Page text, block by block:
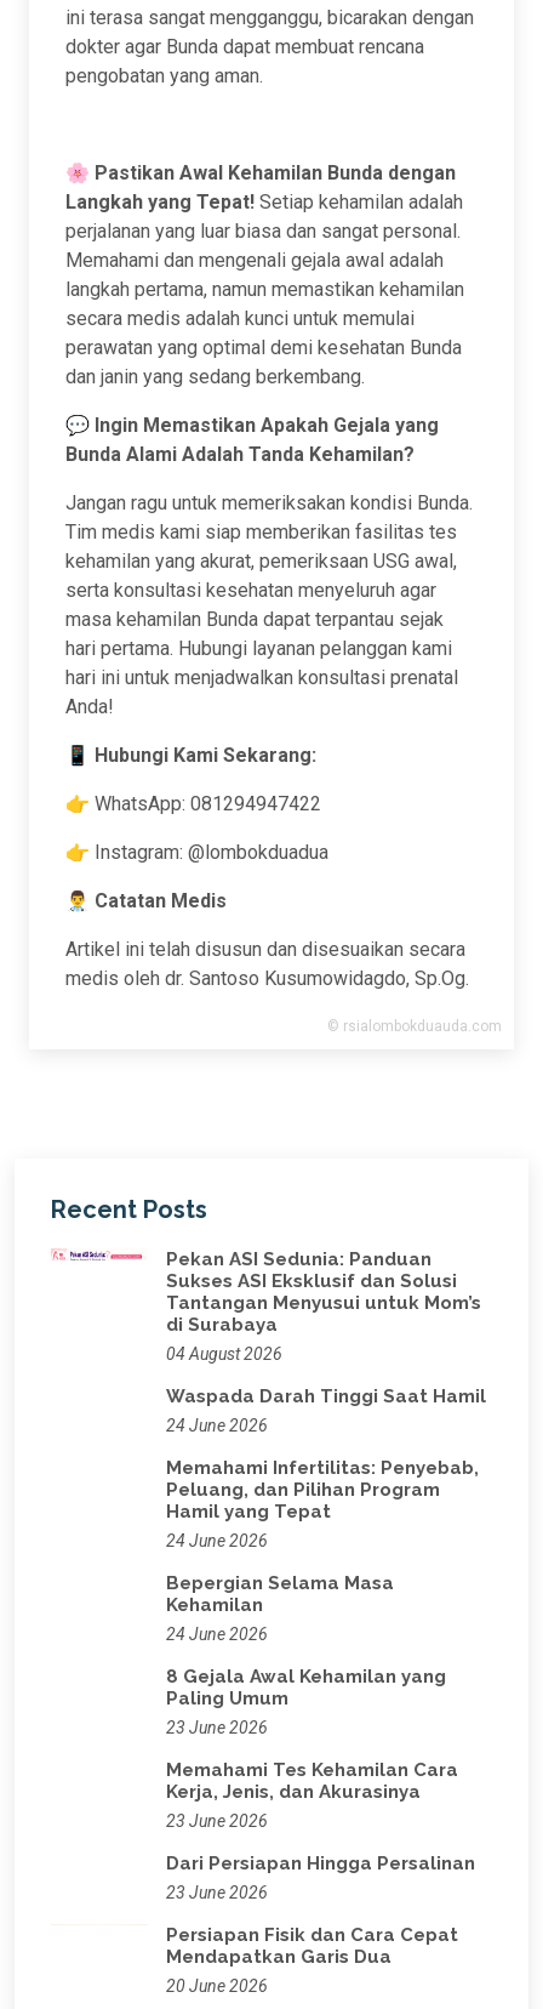
ini terasa sangat mengganggu, bicarakan dengan
dokter agar Bunda dapat membuat rencana
pengobatan yang aman.
🌸 Pastikan Awal Kehamilan Bunda dengan
Langkah yang Tepat! Setiap kehamilan adalah
perjalanan yang luar biasa dan sangat personal.
Memahami dan mengenali gejala awal adalah
langkah pertama, namun memastikan kehamilan
secara medis adalah kunci untuk memulai
perawatan yang optimal demi kesehatan Bunda
dan janin yang sedang berkembang.
💬 Ingin Memastikan Apakah Gejala yang
Bunda Alami Adalah Tanda Kehamilan?
Jangan ragu untuk memeriksakan kondisi Bunda.
Tim medis kami siap memberikan fasilitas tes
kehamilan yang akurat, pemeriksaan USG awal,
serta konsultasi kesehatan menyeluruh agar
masa kehamilan Bunda dapat terpantau sejak
hari pertama. Hubungi layanan pelanggan kami
hari ini untuk menjadwalkan konsultasi prenatal
Anda!
📱 Hubungi Kami Sekarang:
👉 WhatsApp: 081294947422
👉 Instagram: @lombokduadua
👨‍⚕️ Catatan Medis
Artikel ini telah disusun dan disesuaikan secara
medis oleh dr. Santoso Kusumowidagdo, Sp.Og.
Recent Posts
Pekan ASI Sedunia: Panduan
Sukses ASI Eksklusif dan Solusi
Tantangan Menyusui untuk Mom’s
di Surabaya
04 August 2026
Waspada Darah Tinggi Saat Hamil
24 June 2026
Memahami Infertilitas: Penyebab,
Peluang, dan Pilihan Program
Hamil yang Tepat
24 June 2026
Bepergian Selama Masa
Kehamilan
24 June 2026
8 Gejala Awal Kehamilan yang
Paling Umum
23 June 2026
Memahami Tes Kehamilan Cara
Kerja, Jenis, dan Akurasinya
23 June 2026
Dari Persiapan Hingga Persalinan
23 June 2026
Persiapan Fisik dan Cara Cepat
Mendapatkan Garis Dua
20 June 2026